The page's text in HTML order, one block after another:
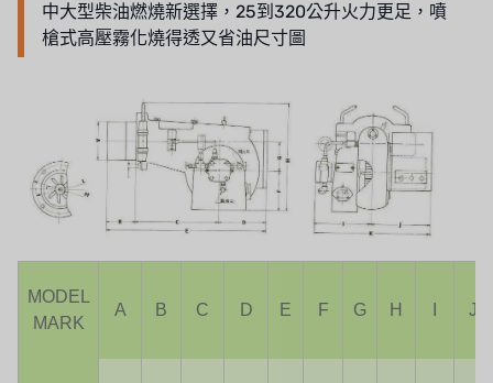
中大型柴油燃燒新選擇，25到320公升火力更足，噴
槍式高壓霧化燒得透又省油尺寸圖
MODEL
MARK
A B C D E F G H J